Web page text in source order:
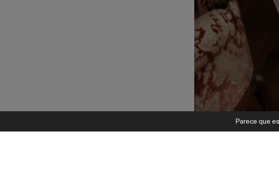
Parece que